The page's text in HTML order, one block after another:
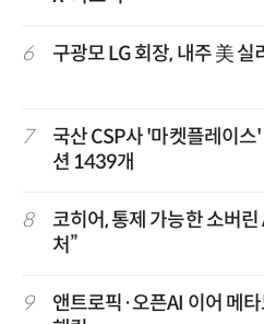
6 구광모 LG 회장, 내주 美
7
국산 CSP사 '마켓플레이
션 1439개
8
코히어, 통제 가능한 소버
처”
9
앤트로픽·오픈AI 이어 메